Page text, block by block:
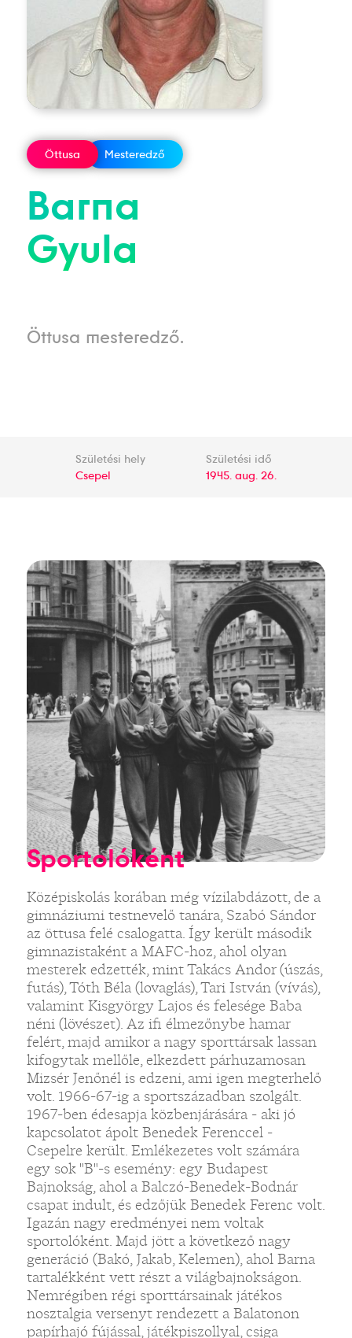
Öttusa Mesteredző
Barna
Gyula
Öttusa mesteredző.
Születési hely
Csepel
Születési idő
1945. aug. 26.
Sportolóként
Középiskolás korában még vízilabdázott, de a
gimnáziumi testnevelő tanára, Szabó Sándor
az öttusa felé csalogatta. Így került második
gimnazistaként a MAFC-hoz, ahol olyan
mesterek edzették, mint Takács Andor (úszás,
futás), Tóth Béla (lovaglás), Tari István (vívás),
valamint Kisgyörgy Lajos és felesége Baba
néni (lövészet). Az ifi élmezőnybe hamar
felért, majd amikor a nagy sporttársak lassan
kifogytak mellőle, elkezdett párhuzamosan
Mizsér Jenőnél is edzeni, ami igen megterhelő
volt. 1966-67-ig a sportszázadban szolgált.
1967-ben édesapja közbenjárására - aki jó
kapcsolatot ápolt Benedek Ferenccel -
Csepelre került. Emlékezetes volt számára
egy sok "B"-s esemény: egy Budapest
Bajnokság, ahol a Balczó-Benedek-Bodnár
csapat indult, és edzőjük Benedek Ferenc volt.
Igazán nagy eredményei nem voltak
sportolóként. Majd jött a következő nagy
generáció (Bakó, Jakab, Kelemen), ahol Barna
tartalékként vett részt a világbajnokságon.
Nemrégiben régi sporttársainak játékos
nosztalgia versenyt rendezett a Balatonon
papírhajó fújással, játékpiszollyal, csiga